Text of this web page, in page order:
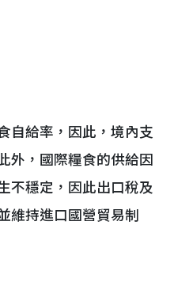
自給率，因此，境內支
外，國際糧食的供給因
不穩定，因此出口稅及
維持進口國營貿易制